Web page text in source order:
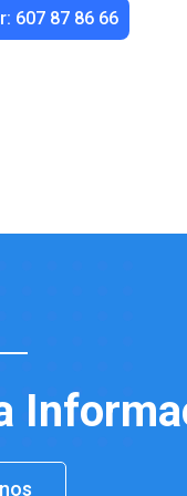
607 87 86 66